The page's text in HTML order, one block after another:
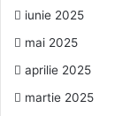
iunie 2025
mai 2025
aprilie 2025
martie 2025